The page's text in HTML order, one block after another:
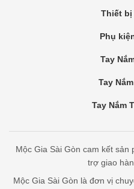
Thiết bị
Phụ
Tay
Tay
Tay Nắm
Mộc Gia Sài Gòn cam kết
trợ giao
Mộc Gia Sài Gòn là đơn vị